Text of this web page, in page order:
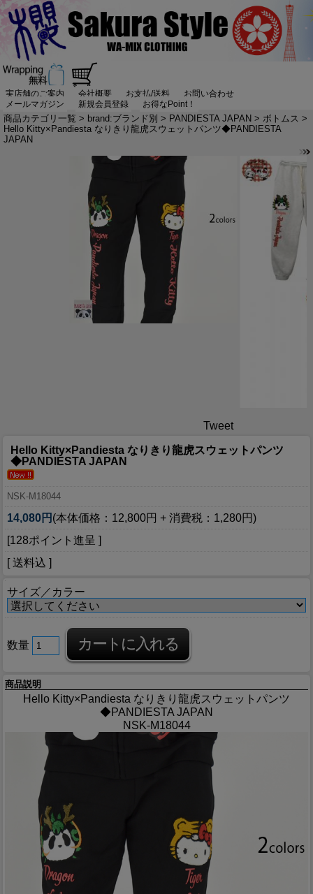
実店舗のご案内 会社概要 お支払/送料
お問い合わせ
メールマガジン
新規会員登録 お得なPoint！
商品カテゴリ一覧 > brand:ブランド別 > PANDIESTA JAPAN > ボトムス >
Hello Kitty×Pandiesta なりきり龍虎スウェットパンツ◆PANDIESTA
JAPAN
Tweet
Hello Kitty×Pandiesta なりきり龍虎スウェットパンツ
◆PANDIESTA JAPAN
NSK-M18044
14,080円 (本体価格：12,800円 + 消費税：1,280円)
[128ポイント進呈 ]
[ 送料込 ]
サイズ／カラー
数量
商品説明
Hello Kitty×Pandiesta なりきり龍虎スウェットパンツ
◆PANDIESTA JAPAN
NSK-M18044